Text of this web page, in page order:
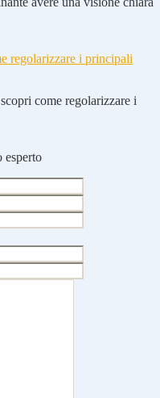
regolarizzare i principali
come regolarizzare i
esperto